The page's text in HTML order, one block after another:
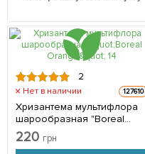
2
Нет в наличии 127610
Хризантема мультифлора
шарообразная "Boreal
Orange" 1 саженец в
упаковке
220 грн